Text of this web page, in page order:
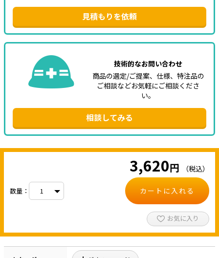
見積もりを依頼
技術的なお問い合わせ
商品の選定/ご提案、仕様、特注品の
ご相談などお気軽にご相談くださ
い。
相談してみる
3,620円 （税込）
数量： カートに入れる
お気に入り